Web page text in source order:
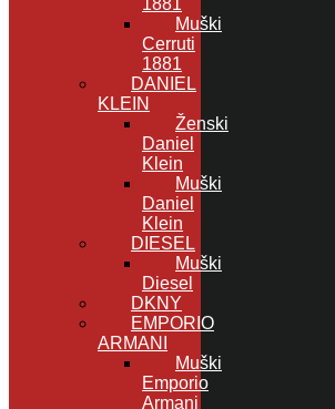
Muški
Cerruti
1881
DANIEL
KLEIN
Ženski
Daniel
Klein
Muški
Daniel
Klein
DIESEL
Muški
Diesel
DKNY
EMPORIO
ARMANI
Muški
Emporio
Armani